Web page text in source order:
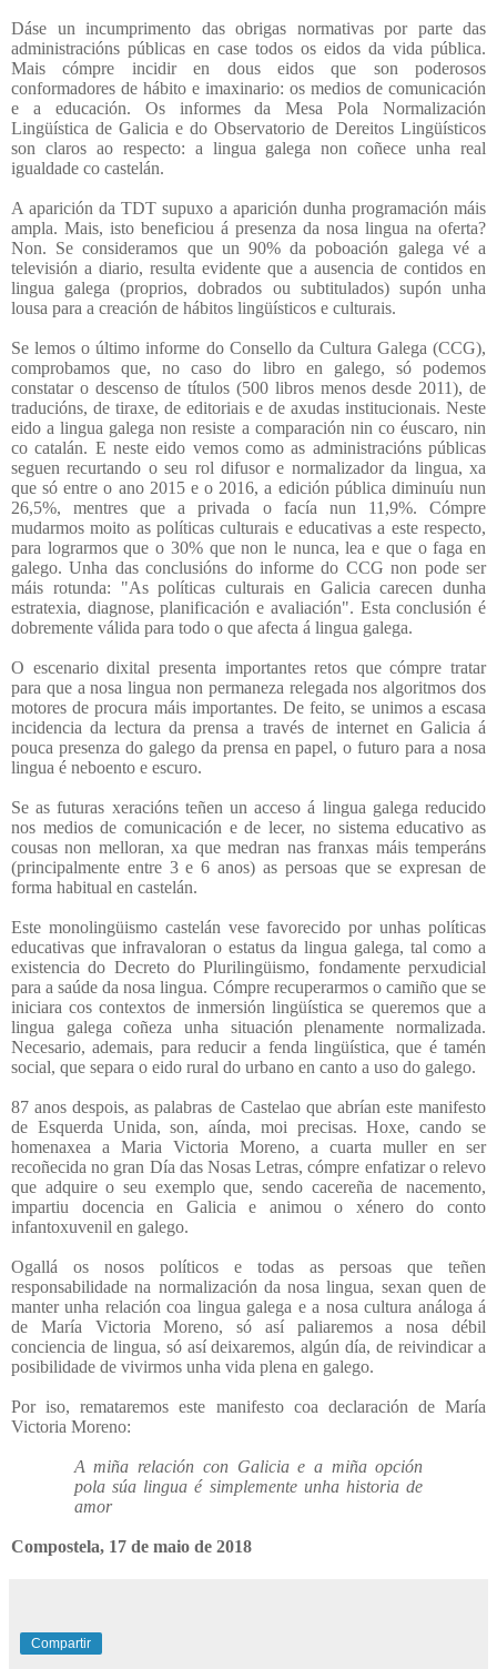
Dáse un incumprimento das obrigas normativas por parte das
administracións públicas en case todos os eidos da vida pública.
Mais cómpre incidir en dous eidos que son poderosos
conformadores de hábito e imaxinario: os medios de comunicación
e a educación. Os informes da Mesa Pola Normalización
Lingüística de Galicia e do Observatorio de Dereitos Lingüísticos
son claros ao respecto: a lingua galega non coñece unha real
igualdade co castelán.
A aparición da TDT supuxo a aparición dunha programación máis
ampla. Mais, isto beneficiou á presenza da nosa lingua na oferta?
Non. Se consideramos que un 90% da poboación galega vé a
televisión a diario, resulta evidente que a ausencia de contidos en
lingua galega (proprios, dobrados ou subtitulados) supón unha
lousa para a creación de hábitos lingüísticos e culturais.
Se lemos o último informe do Consello da Cultura Galega (CCG),
comprobamos que, no caso do libro en galego, só podemos
constatar o descenso de títulos (500 libros menos desde 2011), de
traducións, de tiraxe, de editoriais e de axudas institucionais. Neste
eido a lingua galega non resiste a comparación nin co éuscaro, nin
co catalán. E neste eido vemos como as administracións públicas
seguen recurtando o seu rol difusor e normalizador da lingua, xa
que só entre o ano 2015 e o 2016, a edición pública diminuíu nun
26,5%, mentres que a privada o facía nun 11,9%. Cómpre
mudarmos moito as políticas culturais e educativas a este respecto,
para lograrmos que o 30% que non le nunca, lea e que o faga en
galego. Unha das conclusións do informe do CCG non pode ser
máis rotunda: "As políticas culturais en Galicia carecen dunha
estratexia, diagnose, planificación e avaliación". Esta conclusión é
dobremente válida para todo o que afecta á lingua galega.
O escenario dixital presenta importantes retos que cómpre tratar
para que a nosa lingua non permaneza relegada nos algoritmos dos
motores de procura máis importantes. De feito, se unimos a escasa
incidencia da lectura da prensa a través de internet en Galicia á
pouca presenza do galego da prensa en papel, o futuro para a nosa
lingua é neboento e escuro.
Se as futuras xeracións teñen un acceso á lingua galega reducido
nos medios de comunicación e de lecer, no sistema educativo as
cousas non melloran, xa que medran nas franxas máis temperáns
(principalmente entre 3 e 6 anos) as persoas que se expresan de
forma habitual en castelán.
Este monolingüismo castelán vese favorecido por unhas políticas
educativas que infravaloran o estatus da lingua galega, tal como a
existencia do Decreto do Plurilingüismo, fondamente perxudicial
para a saúde da nosa lingua. Cómpre recuperarmos o camiño que se
iniciara cos contextos de inmersión lingüística se queremos que a
lingua galega coñeza unha situación plenamente normalizada.
Necesario, ademais, para reducir a fenda lingüística, que é tamén
social, que separa o eido rural do urbano en canto a uso do galego.
87 anos despois, as palabras de Castelao que abrían este manifesto
de Esquerda Unida, son, aínda, moi precisas. Hoxe, cando se
homenaxea a Maria Victoria Moreno, a cuarta muller en ser
recoñecida no gran Día das Nosas Letras, cómpre enfatizar o relevo
que adquire o seu exemplo que, sendo cacereña de nacemento,
impartiu docencia en Galicia e animou o xénero do conto
infantoxuvenil en galego.
Ogallá os nosos políticos e todas as persoas que teñen
responsabilidade na normalización da nosa lingua, sexan quen de
manter unha relación coa lingua galega e a nosa cultura análoga á
de María Victoria Moreno, só así paliaremos a nosa débil
conciencia de lingua, só así deixaremos, algún día, de reivindicar a
posibilidade de vivirmos unha vida plena en galego.
Por iso, remataremos este manifesto coa declaración de María
Victoria Moreno:
A miña relación con Galicia e a miña opción
pola súa lingua é simplemente unha historia de
amor
Compostela, 17 de maio de 2018
Compartir